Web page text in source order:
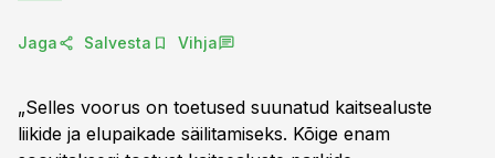
Jaga Salvesta Vihja
„Selles voorus on toetused suunatud kaitsealuste
liikide ja elupaikade säilitamiseks. Kõige enam